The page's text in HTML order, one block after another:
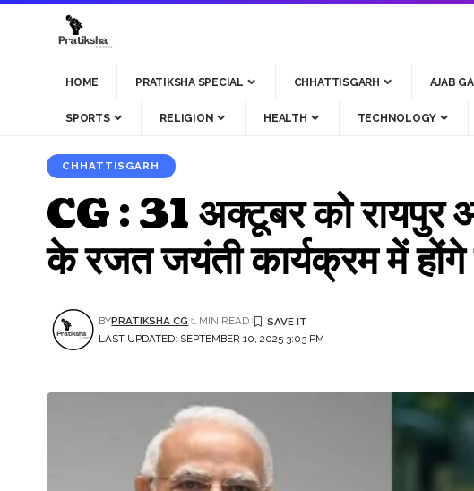
HOME PRATIKSHA SPECIAL CHHATTISGARH AJAB
SPORTS RELIGION HEALTH TECHNOLOGY
CHHATTISGARH
CG : 31 अक्टूबर को रायपुर
के रजत जयंती कार्यक्रम में होंगे
LAST UPDATED: SEPTEMBER 10, 2025 3:03 PM
BYPRATIKSHA CG 1 MIN READ